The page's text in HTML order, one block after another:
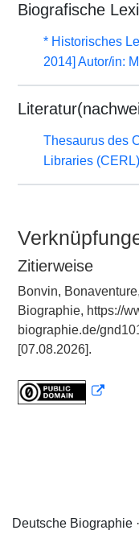
Biografische
* Historisches
2014] Autor/in:
Thesaurus des
Libraries (CERL)
Zitierweise
Bonvin,
Biographie, https://
biographie.de/
[07.08.2026].
Deutsche Biographie ·